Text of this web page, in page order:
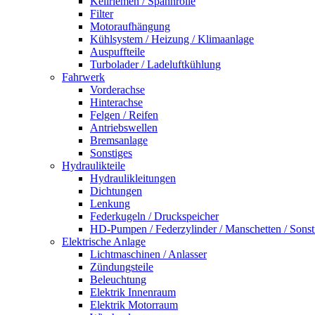
Filter
Motoraufhängung
Kühlsystem / Heizung / Klimaanlage
Auspuffteile
Turbolader / Ladeluftkühlung
Fahrwerk
Vorderachse
Hinterachse
Felgen / Reifen
Antriebswellen
Bremsanlage
Sonstiges
Hydraulikteile
Hydraulikleitungen
Dichtungen
Lenkung
Federkugeln / Druckspeicher
HD-Pumpen / Federzylinder / Manschetten /
Elektrische Anlage
Lichtmaschinen / Anlasser
Zündungsteile
Beleuchtung
Elektrik Innenraum
Elektrik Motorraum